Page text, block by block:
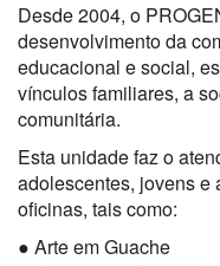
Desde 2004, o
desenvolvimento da
educacional e social,
vínculos familiares, a
comunitária.
Esta unidade faz o
adolescentes, jovens e
oficinas, tais como:
● Arte em Guache